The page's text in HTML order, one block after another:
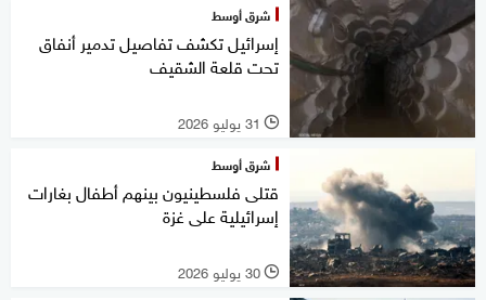
شرق أوسط
إسرائيل تكشف تفاصيل تدمير أنفاق
تحت قلعة الشقيف
l 31 يوليو 2026
شرق أوسط
قتلى فلسطينيون بينهم أطفال بغارات
إسرائيلية على غزة
l 30 يوليو 2026